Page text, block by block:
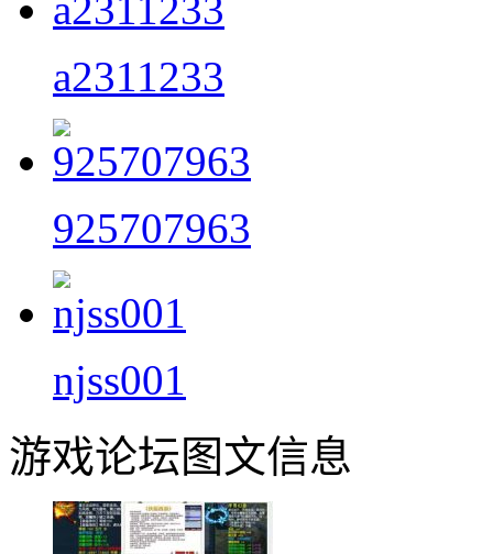
a2311233
925707963
njss001
游戏论坛图文信息